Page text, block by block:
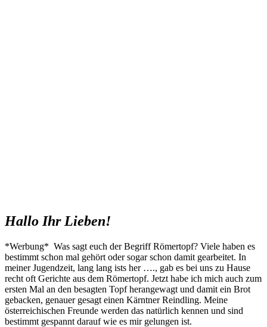
Hallo Ihr Lieben!
*Werbung* Was sagt euch der Begriff Römertopf? Viele haben es
bestimmt schon mal gehört oder sogar schon damit gearbeitet. In
meiner Jugendzeit, lang lang ists her …., gab es bei uns zu Hause
recht oft Gerichte aus dem Römertopf. Jetzt habe ich mich auch zum
ersten Mal an den besagten Topf herangewagt und damit ein Brot
gebacken, genauer gesagt einen Kärntner Reindling. Meine
österreichischen Freunde werden das natürlich kennen und sind
bestimmt gespannt darauf wie es mir gelungen ist.